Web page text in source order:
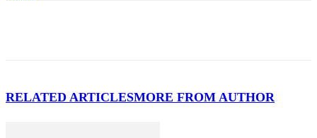
RELATED ARTICLESMORE FROM AUTHOR